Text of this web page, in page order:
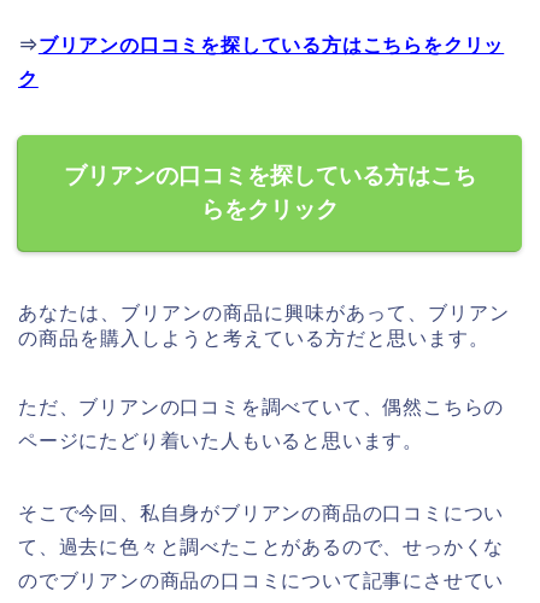
⇒ブリアンの口コミを探している方はこちらをクリッ
ク
ブリアンの口コミを探している方はこち
らをクリック
あなたは、ブリアンの商品に興味があって、ブリアン
の商品を購入しようと考えている方だと思います。
ただ、ブリアンの口コミを調べていて、偶然こちらの
ページにたどり着いた人もいると思います。
そこで今回、私自身がブリアンの商品の口コミについ
て、過去に色々と調べたことがあるので、せっかくな
のでブリアンの商品の口コミについて記事にさせてい